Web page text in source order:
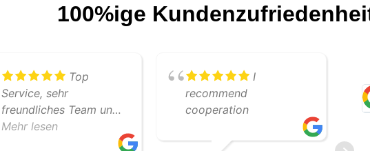
100%ige
Top
Service, sehr
freundliches Team und
professionelle
Mehr lesen
I
recommend
cooperation